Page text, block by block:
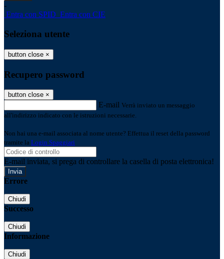
-
Entra con SPID Entra con CIE
Seleziona utente
button close ×
Recupero password
button close ×
E-mail Verrà inviato un messaggio
all'indirizzo indicato con le istruzioni necessarie.
Non hai una e-mail associata al nome utente? Effettua il reset della password
tramite la Login Spaggiari
E-mail inviata, si prega di controllare la casella di posta elettronica!
Errore
Chiudi
Successo
Chiudi
Informazione
Chiudi